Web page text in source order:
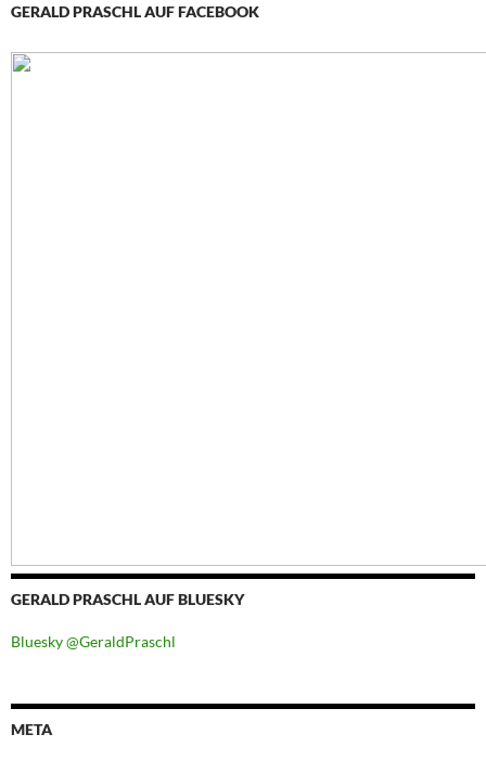
GERALD PRASCHL AUF FACEBOOK
GERALD PRASCHL AUF BLUESKY
Bluesky @GeraldPraschl
META